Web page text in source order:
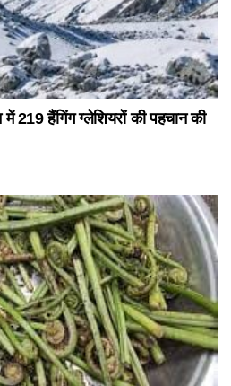
219 हैंगिंग ग्लेशियरों की पहचान की